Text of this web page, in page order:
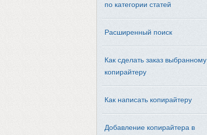
по категории статей
Расширенный поиск
Как сделать заказ выбранному
копирайтеру
Как написать копирайтеру
Добавление копирайтера в